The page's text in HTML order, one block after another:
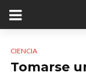
CIENCIA
Tomarse